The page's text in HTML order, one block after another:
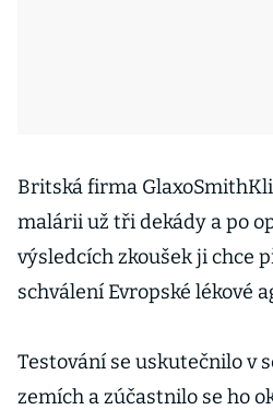
Britská firma
malárii už tři dekády a po
výsledcích zkoušek ji chce
schválení Evropské lékové
Testování se uskutečnilo v
zemích a zúčastnilo se ho